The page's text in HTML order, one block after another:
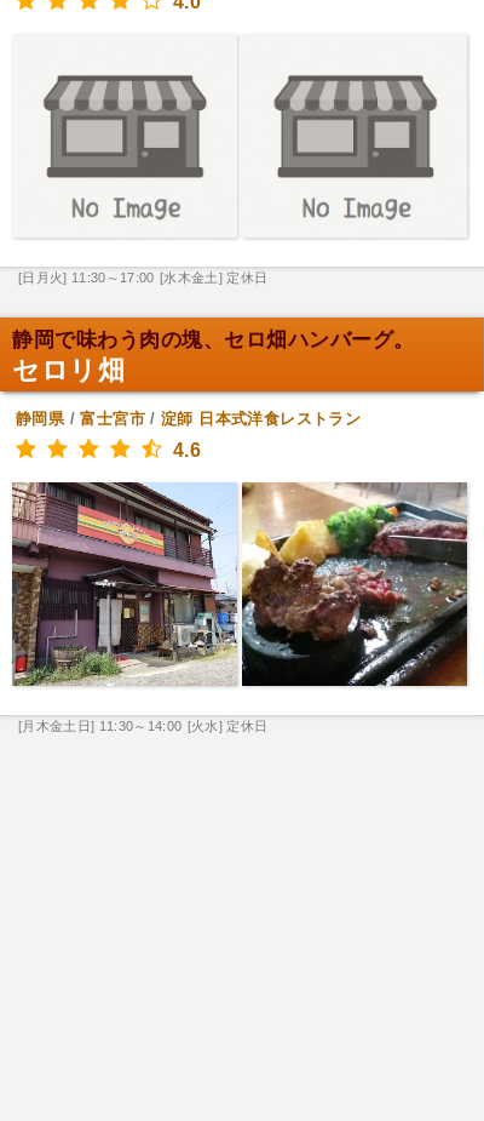
[日月火] 11:30～17:00 [水木金土] 定休日
静岡で味わう肉の塊、セロ畑ハンバーグ。
セロリ畑
静岡県/富士宮市/淀師 日本式洋食レストラン
4.6
[月木金土日] 11:30～14:00 [火水] 定休日